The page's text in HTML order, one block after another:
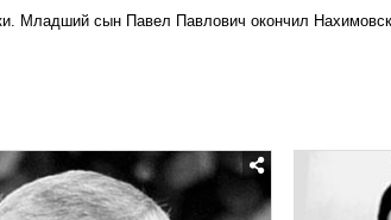
Младший сын Павел Павлович окончил